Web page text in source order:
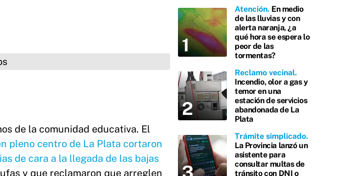
de la comunidad educativa. El
pleno centro de La Plata cortaron
de cara a la llegada de las bajas
y que reclamaron que arreglen
Atención En medio
de las lluvias y con
alerta naranja, ¿a
qué hora se espera lo
peor de las
tormentas?
Reclamo vecinal
Incendio, olor a gas y
temor en una
estación de servicios
abandonada de La
Plata
Trámite simplicado
La Provincia lanzó un
asistente para
consultar multas de
tránsito con DNI o